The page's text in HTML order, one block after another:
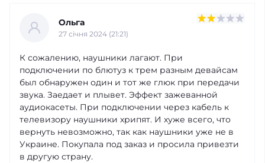
Ольга
27 cічня 2024 (21:21)
К сожалению, наушники лагают. При
подключении по блютуз к трем разным девайсам
был обнаружен один и тот же глюк при передачи
звука. Заедает и плывет. Эффект зажеванной
аудиокасеты. При подключении через кабель к
телевизору наушники хрипят. И хуже всего, что
вернуть невозможно, так как наушники уже не в
Украине. Покупала под заказ и просила привезти
в другую страну.